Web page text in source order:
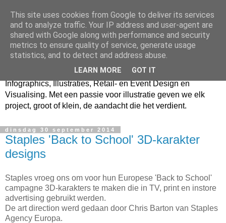
StoryboardsNL
Storyboards.nl is een creatief productiebureau
gespecialiseerd in 3D, Beeldbewerking, Cartoons &
Characters, Concept Art, Product- & Verpakkingsillustraties,
Infographics, Illustraties, Retail- en Event Design en
Visualising. Met een passie voor illustratie geven we elk
project, groot of klein, de aandacht die het verdient.
dinsdag 30 september 2014
Staples 'Back to School' 3D-karakter
designs
Staples vroeg ons om voor hun Europese 'Back to School'
campagne 3D-karakters te maken die in TV, print en instore
advertising gebruikt werden.
De art direction werd gedaan door Chris Barton van Staples
Agency Europa.
This site uses cookies from Google to deliver its services
and to analyze traffic. Your IP address and user-agent are
shared with Google along with performance and security
metrics to ensure quality of service, generate usage
statistics, and to detect and address abuse.
LEARN MORE GOT IT